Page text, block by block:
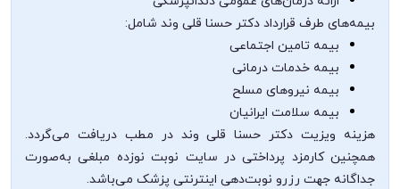
بیمه‌های طرف قرارداد دکتر حسنا قلی وند شامل:
بیمه تامین اجتماعی
بیمه خدمات درمانی
بیمه نیروهای مسلح
بیمه سلامت ایرانیان
هزینه ویزیت دکتر حسنا قلی وند در مطب دریافت می‌گردد.
همچنین کارمزد پرداختی در سایت نوبت نوزده مبلغی به‌صورت
جداگانه جهت رزرو نوبت‌دهی اینترنتی پزشک می‌باشد.